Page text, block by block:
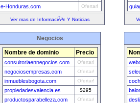
e-Honduras.com Ofertar!
Ver mas de InformaciÃ³n Y Noticias
Negocios
Nombre de dominio Precio
consultoriaennegocios.com Ofertar!
negociosempresas.com Ofertar!
inmueblesbogota.com Ofertar!
propiedadesvalencia.es $295
productosparabelleza.com Ofertar!